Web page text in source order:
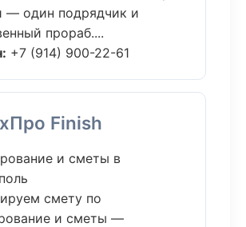
— один подрядчик и
прораб....
+7 (914) 900-22-61
Finish
и сметы в
смету по
и сметы —